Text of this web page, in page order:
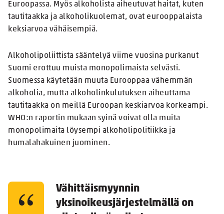
Euroopassa. Myös alkoholista aiheutuvat haitat, kuten
tautitaakka ja alkoholikuolemat, ovat eurooppalaista
keksiarvoa vähäisempiä.
Alkoholipoliittista sääntelyä viime vuosina purkanut
Suomi erottuu muista monopolimaista selvästi.
Suomessa käytetään muuta Eurooppaa vähemmän
alkoholia, mutta alkoholinkulutuksen aiheuttama
tautitaakka on meillä Euroopan keskiarvoa korkeampi.
WHO:n raportin mukaan syinä voivat olla muita
monopolimaita löysempi alkoholipolitiikka ja
humalahakuinen juominen.
Vähittäismyynnin
yksinoikeusjärjestelmällä on